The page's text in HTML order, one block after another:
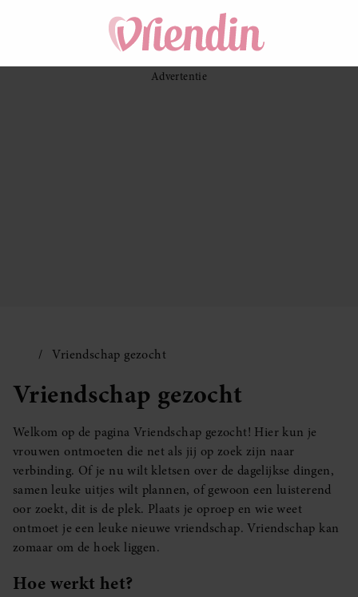
Vriendschap gezocht
Vriendschap gezocht
Welkom op de pagina Vriendschap gezocht! Hier kun je
vrouwen ontmoeten die net als jij op zoek zijn naar
verbinding. Of je nu wilt kletsen over de dagelijkse dingen,
samen leuke uitjes wilt plannen, of gewoon een luisterend
oor zoekt, dit is de plek. Plaats je oproep en wie weet
ontmoet je een leuke nieuwe vriendschap. Vriendschap kan
zomaar om de hoek liggen.
Hoe werkt het?